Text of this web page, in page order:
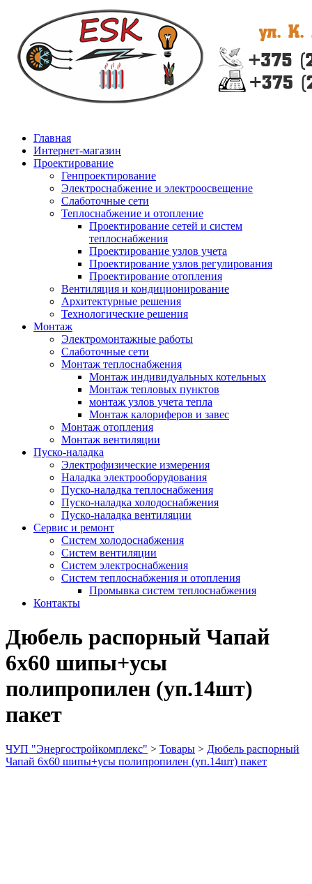
Главная
Интернет-магазин
Проектирование
Генпроектирование
Электроснабжение и электроосвещение
Слаботочные сети
Теплоснабжение и отопление
Проектирование сетей и систем
теплоснабжения
Проектирование узлов учета
Проектирование узлов регулирования
Проектирование отопления
Вентиляция и кондиционирование
Архитектурные решения
Технологические решения
Монтаж
Электромонтажные работы
Слаботочные сети
Монтаж теплоснабжения
Монтаж индивидуальных котельных
Монтаж тепловых пунктов
монтаж узлов учета тепла
Монтаж калориферов и завес
Монтаж отопления
Монтаж вентиляции
Пуско-наладка
Электрофизические измерения
Наладка электрооборудования
Пуско-наладка теплоснабжения
Пуско-наладка холодоснабжения
Пуско-наладка вентиляции
Сервис и ремонт
Систем холодоснабжения
Систем вентиляции
Систем электроснабжения
Систем теплоснабжения и отопления
Промывка систем теплоснабжения
Контакты
Дюбель распорный Чапай
6х60 шипы+усы
полипропилен (уп.14шт)
пакет
ЧУП "Энергостройкомплекс" > Товары > Дюбель распорный
Чапай 6х60 шипы+усы полипропилен (уп.14шт) пакет